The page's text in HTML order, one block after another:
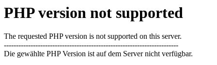
PHP version not supported
The requested PHP version is not supported on this server.
------------------------------------------------------------------------
Die gewählte PHP Version ist auf dem Server nicht verfügbar.